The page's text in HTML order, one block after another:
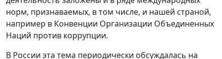
норм, признаваемых, в том числе, и нашей страной,
например в Конвенции Организации Объединенных
Наций против коррупции.
В России эта тема периодически обсуждалась на